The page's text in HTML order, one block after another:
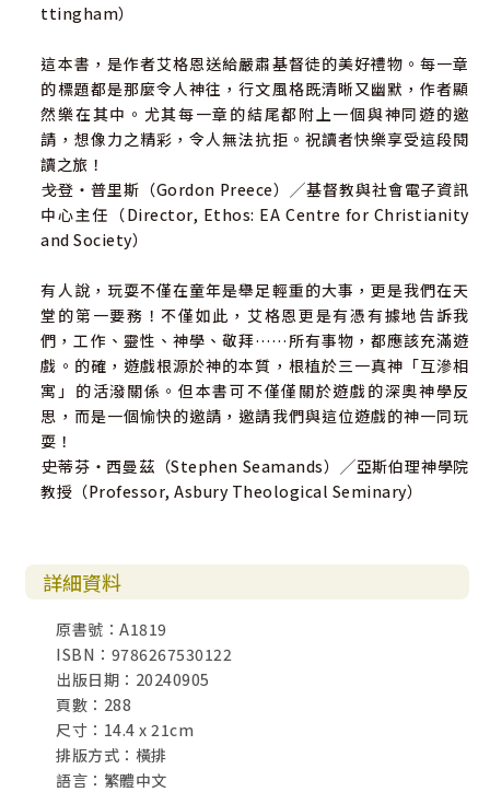
ttingham）
這本書，是作者艾格恩送給嚴肅基督徒的美好禮物。每一章
的標題都是那麼令人神往，行文風格既清晰又幽默，作者顯
然樂在其中。尤其每一章的結尾都附上一個與神同遊的邀
請，想像力之精彩，令人無法抗拒。祝讀者快樂享受這段閱
讀之旅！
――戈登‧普里斯（Gordon Preece）╱基督教與社會電子資訊
中心主任（Director, Ethos: EA Centre for Christianity
and Society）
有人說，玩耍不僅在童年是舉足輕重的大事，更是我們在天
堂的第一要務！不僅如此，艾格恩更是有憑有據地告訴我
們，工作、靈性、神學、敬拜……所有事物，都應該充滿遊
戲。的確，遊戲根源於神的本質，根植於三一真神「互滲相
寓」的活潑關係。但本書可不僅僅關於遊戲的深奧神學反
思，而是一個愉快的邀請，邀請我們與這位遊戲的神一同玩
耍！
――史蒂芬‧西曼茲（Stephen Seamands）╱亞斯伯理神學院
教授（Professor, Asbury Theological Seminary）
詳細資料
原書號：A1819
ISBN：9786267530122
出版日期：20240905
頁數：288
尺寸：14.4 x 21cm
排版方式：橫排
語言：繁體中文